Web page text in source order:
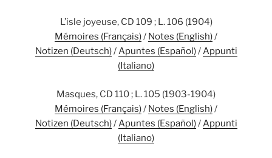
L’isle joyeuse, CD 109 ; L. 106 (1904)
Mémoires (Français)/ Notes (English)/
Notizen (Deutsch)/Apuntes (Español)/Appunti
(Italiano)
Masques, CD 110 ; L. 105 (1903-1904)
Mémoires (Français)/ Notes (English)/
Notizen (Deutsch)/ Apuntes (Español)/ Appunti
(Italiano)